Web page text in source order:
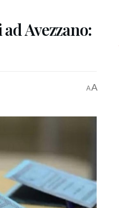
Avezzano:
AA